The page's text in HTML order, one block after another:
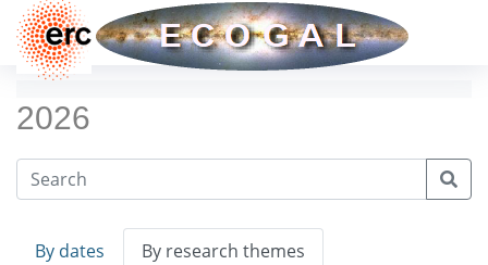
2026
By dates By research themes